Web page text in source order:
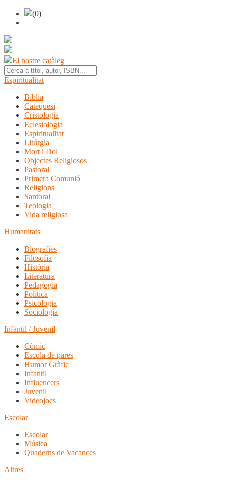
(0)
El nostre catàleg
Espiritualitat
Bíblia
Catequesi
Cristologia
Eclesiologia
Espiritualitat
Litúrgia
Mort i Dol
Objectes Religiosos
Pastoral
Primera Comunió
Religions
Santoral
Teologia
Vida religiosa
Humanitats
Biografies
Filosofia
Història
Literatura
Pedagogia
Política
Psicologia
Sociologia
Infantil / Juvenil
Còmic
Escola de pares
Humor Gràfic
Infantil
Influencers
Juvenil
Videojocs
Escolar
Escolar
Música
Quaderns de Vacances
Altres